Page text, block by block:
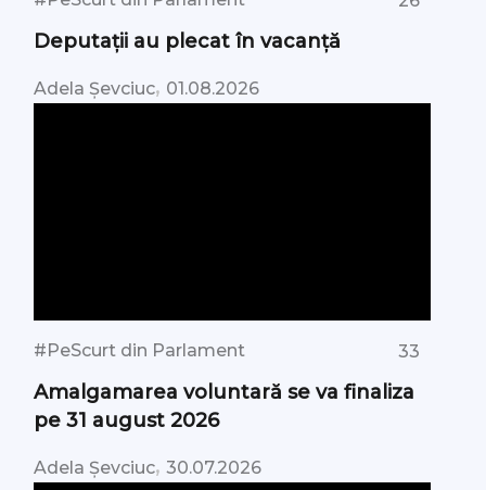
Deputații au plecat în vacanță
Adela Șevciuc, 01.08.2026
#PeScurt din Parlament 33
Amalgamarea voluntară se va finaliza
pe 31 august 2026
Adela Șevciuc, 30.07.2026